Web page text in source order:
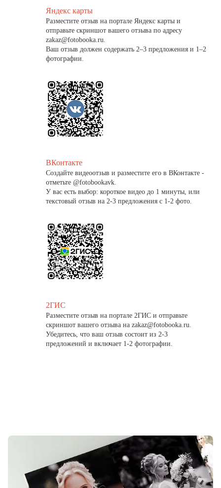
Яндекс карты
Разместите отзыв на портале Яндекс карты и
отправьте скриншот вашего отзыва по адресу
zakaz@fotobooka.ru.
Ваш отзыв должен содержать 2–3 предложения и 1–2
фотографии.
ВКонтакте
Создайте видеоотзыв и разместите его в ВКонтакте -
отметьте @fotobookavk.
У вас есть выбор: короткое видео до 1 минуты, или
текстовый отзыв на 2-3 предложения с 1-2 фото.
2ГИС
Разместите отзыв на портале 2ГИС и отправьте
скриншот вашего отзыва на zakaz@fotobooka.ru.
Убедитесь, что ваш отзыв состоит из 2-3
предложений и включает 1-2 фотографии.